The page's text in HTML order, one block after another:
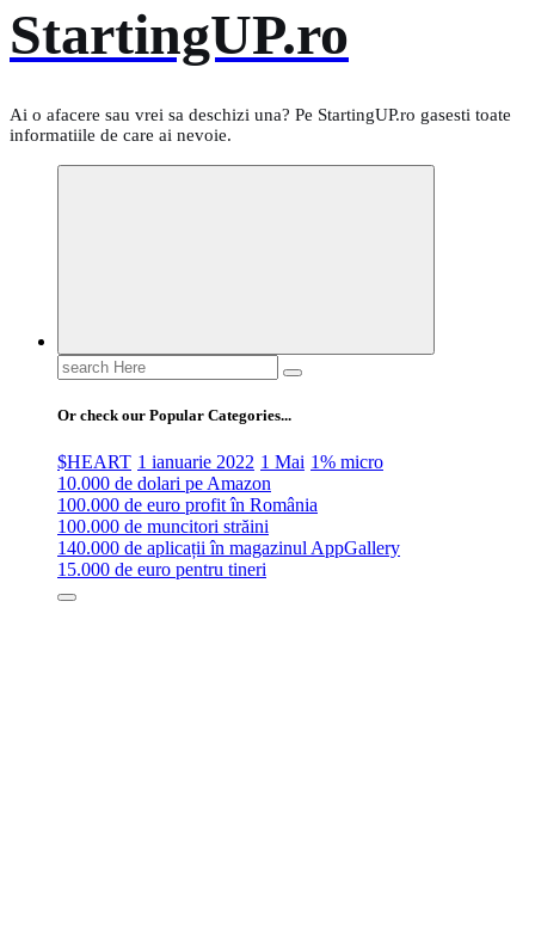
StartingUP.ro
Ai o afacere sau vrei sa deschizi una? Pe StartingUP.ro gasesti toate
informatiile de care ai nevoie.
Search
for:
Or check our Popular Categories...
$HEART 1 ianuarie 2022 1 Mai 1% micro
10.000 de dolari pe Amazon
100.000 de euro profit în România
100.000 de muncitori străini
140.000 de aplicații în magazinul AppGallery
15.000 de euro pentru tineri